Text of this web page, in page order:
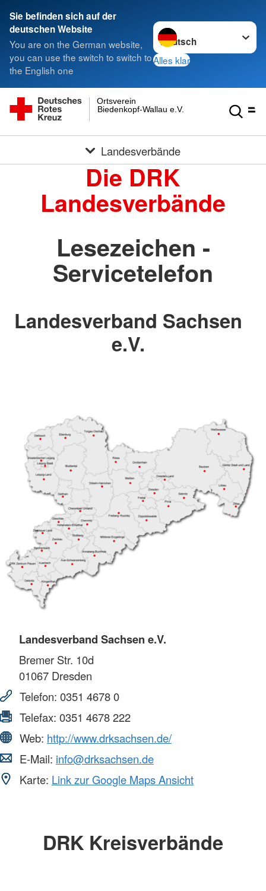
Sie befinden sich auf der
deutschen Website
You are on the German website,
you can use the switch to switch to
the English one
Sprache wechseln zu
Alles klar
Biedenkopf-Wallau e.V.
Ortsverein
Landesverbände
Die DRK
Landesverbände
Lesezeichen -
Servicetelefon
Landesverband Sachsen
e.V.
Landesverband Sachsen e.V.
Bremer Str. 10d
01067 Dresden
Telefon: 0351 4678 0
Telefax: 0351 4678 222
Web: http://www.drksachsen.de/
E-Mail: info@drksachsen.de
Karte: Link zur Google Maps Ansicht
DRK Kreisverbände